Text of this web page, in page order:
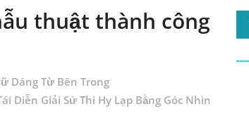
thuật thành công
Dáng Từ Bên Trong
Diễn Giải Sử Thi Hy Lạp Bằng Góc Nhìn